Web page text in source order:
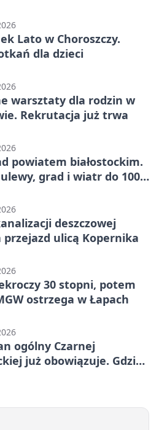
Lato w Choroszczy.
dla dzieci
warsztaty dla rodzin w
Rekrutacja już trwa
powiatem białostockim.
grad i wiatr do 100
deszczowej
ulicą Kopernika
30 stopni, potem
ostrzega w Łapach
ogólny Czarnej
już obowiązuje. Gdzie